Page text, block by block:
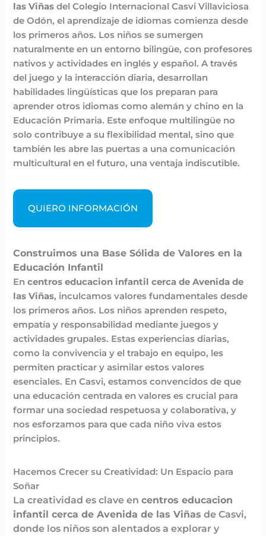
las Viñas del Colegio Internacional Casvi Villaviciosa
de Odón, el aprendizaje de idiomas comienza desde
los primeros años. Los niños se sumergen
naturalmente en un entorno bilingüe, con profesores
nativos y actividades en inglés y español. A través
del juego y la interacción diaria, desarrollan
habilidades lingüísticas que los preparan para
aprender otros idiomas como alemán y chino en la
Educación Primaria. Este enfoque multilingüe no
solo contribuye a su flexibilidad mental, sino que
también les abre las puertas a una comunicación
multicultural en el futuro, una ventaja indiscutible.
QUIERO INFORMACIÓN
Construimos una Base Sólida de Valores en la
Educación Infantil
Encentros educacion infantil cerca de Avenida de
las Viñas, inculcamos valores fundamentales desde
los primeros años. Los niños aprenden respeto,
empatía y responsabilidad mediante juegos y
actividades grupales. Estas experiencias diarias,
como la convivencia y el trabajo en equipo, les
permiten practicar y asimilar estos valores
esenciales. En Casvi, estamos convencidos de que
una educación centrada en valores es crucial para
formar una sociedad respetuosa y colaborativa, y
nos esforzamos para que cada niño viva estos
principios.
Hacemos Crecer su Creatividad: Un Espacio para
Soñar
La creatividad es clave encentros educacion
infantil cerca de Avenida de las Viñas de Casvi,
donde los niños son alentados a explorar y